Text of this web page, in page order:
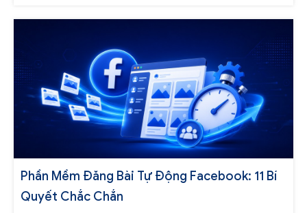
Phần Mềm Đăng Bài Tự Động Facebook: 11 Bí
Quyết Chắc Chắn